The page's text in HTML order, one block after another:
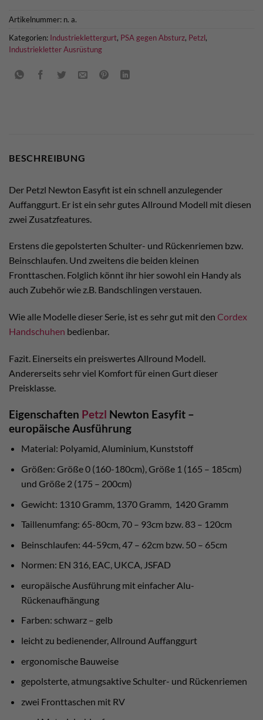
Artikelnummer: n. a.
Kategorien: Industrieklettergurt, PSA gegen Absturz, Petzl,
Industriekletter Ausrüstung
BESCHREIBUNG
Der Petzl Newton Easyfit ist ein schnell anzulegender
Auffanggurt. Er ist ein sehr gutes Allround Modell mit diesen
zwei Zusatzfeatures.
Erstens die gepolsterten Schulter- und Rückenriemen bzw.
Beinschlaufen. Und zweitens die beiden kleinen
Fronttaschen. Folglich könnt ihr hier sowohl ein Handy als
auch Zubehör wie z.B. Bandschlingen verstauen.
Wie alle Modelle dieser Serie, ist es sehr gut mit den Cordex
Handschuhen bedienbar.
Fazit. Einerseits ein preiswertes Allround Modell.
Andererseits sehr viel Komfort für einen Gurt dieser
Preisklasse.
Eigenschaften Petzl Newton Easyfit –
europäische Ausführung
Material: Polyamid, Aluminium, Kunststoff
Größen: Größe 0 (160-180cm), Größe 1 (165 – 185cm)
und Größe 2 (175 – 200cm)
Gewicht: 1310 Gramm, 1370 Gramm, 1420 Gramm
Taillenumfang: 65-80cm, 70 – 93cm bzw. 83 – 120cm
Beinschlaufen: 44-59cm, 47 – 62cm bzw. 50 – 65cm
Normen: EN 316, EAC, UKCA, JSFAD
europäische Ausführung mit einfacher Alu-
Rückenaufhängung
Farben: schwarz – gelb
leicht zu bedienender, Allround Auffanggurt
ergonomische Bauweise
gepolsterte, atmungsaktive Schulter- und Rückenriemen
zwei Fronttaschen mit RV